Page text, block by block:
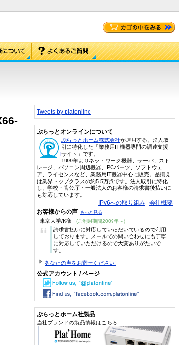
Tweets by platonline
ぷらっとオンラインについて
ぷらっとホーム株式会社が運用する、法人取
引に特化した「業務用IT機器専門の調達支援
サイト」です。
1999年よりネットワーク機器、サーバ、スト
レージ、パソコン周辺機器、PCパーツ、ソフトウェ
ア、ライセンスなど、業務用IT機器中心に販売。品揃え
は業界トップクラスの約5.5万点です。法人取引に特化
し、学校・官公庁・一般法人のお客様の請求書後払いに
も対応しています。
IPv6への取り組み 会社概要
お客様からの声 もっと見る
東京大学/K様 (ご利用期間2009年～)
“
請求書払いに対応していただいているので利用
しております。メールでの問い合わせにも丁寧
に対応していただけるので大変ありがたいで
す。
あなたの声をお寄せください!
公式アカウント / ページ
ぷらっとホーム社製品
当社ブランドの製品情報はこちら